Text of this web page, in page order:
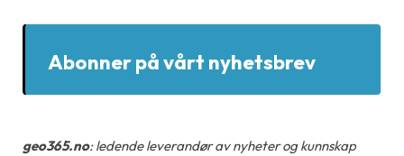
Abonner på vårt nyhetsbrev
geo365.no: ledende leverandør av nyheter og kunnskap